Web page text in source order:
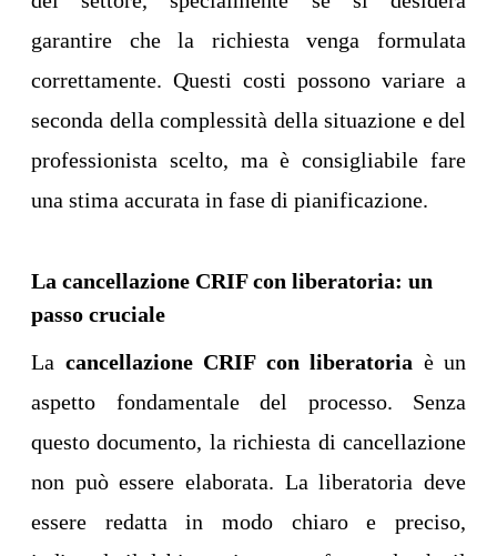
garantire che la richiesta venga formulata
correttamente. Questi costi possono variare a
seconda della complessità della situazione e del
professionista scelto, ma è consigliabile fare
una stima accurata in fase di pianificazione.
La cancellazione CRIF con liberatoria: un
passo cruciale
La cancellazione CRIF con liberatoria è un
aspetto fondamentale del processo. Senza
questo documento, la richiesta di cancellazione
non può essere elaborata. La liberatoria deve
essere redatta in modo chiaro e preciso,